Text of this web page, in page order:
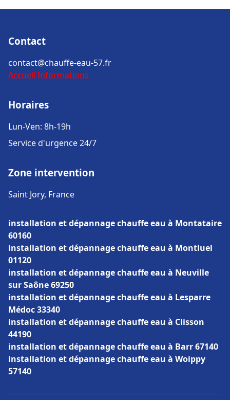
Contact
contact@chauffe-eau-57.fr
Accueil Informations
Horaires
Lun-Ven: 8h-19h
Service d'urgence 24/7
Zone intervention
Saint Jory, France
installation et dépannage chauffe eau à Montataire
60160
installation et dépannage chauffe eau à Montluel
01120
installation et dépannage chauffe eau à Neuville
sur Saône 69250
installation et dépannage chauffe eau à Lesparre
Médoc 33340
installation et dépannage chauffe eau à Clisson
44190
installation et dépannage chauffe eau à Barr 67140
installation et dépannage chauffe eau à Woippy
57140